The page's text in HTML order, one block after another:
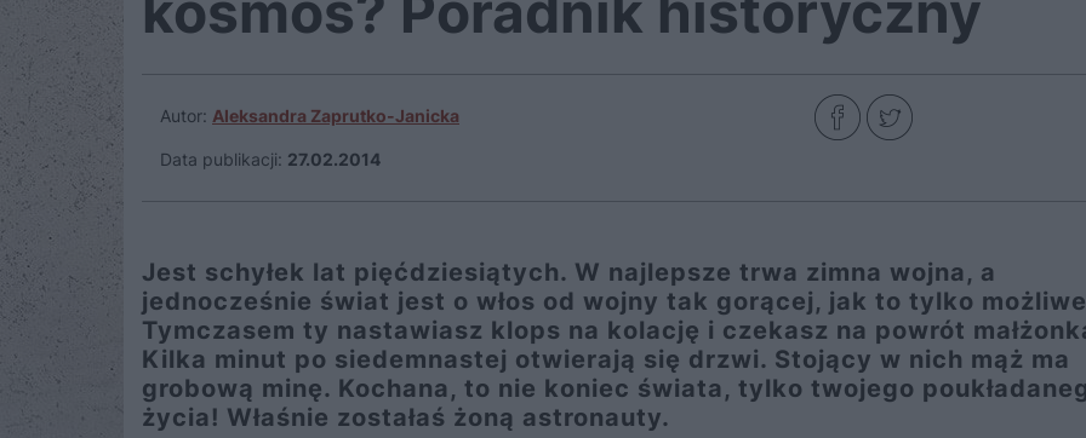
Autor: Aleksandra Zaprutko-Janicka
Data publikacji: 27.02.2014
Jest schyłek lat pięćdziesiątych. W najlepsze trwa zimna wojna, a
jednocześnie świat jest o włos od wojny tak gorącej, jak to tylko
Tymczasem ty nastawiasz klops na kolację i czekasz na powrót
Kilka minut po siedemnastej otwierają się drzwi. Stojący w nich mąż ma
grobową minę. Kochana, to nie koniec świata, tylko twojego
życia! Właśnie zostałaś żoną astronauty.